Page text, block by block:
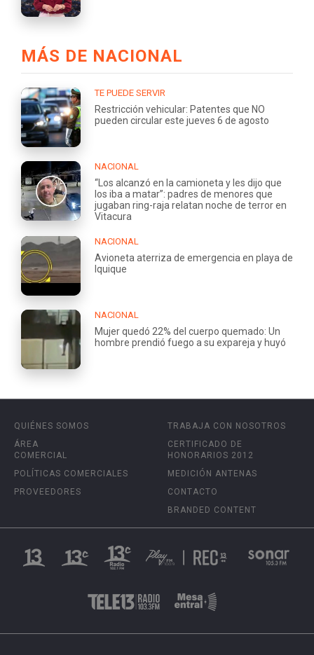
MÁS DE NACIONAL
TE PUEDE SERVIR
Restricción vehicular: Patentes que NO
pueden circular este jueves 6 de agosto
NACIONAL
“Los alcanzó en la camioneta y les dijo que
los iba a matar”: padres de menores que
jugaban ring-raja relatan noche de terror en
Vitacura
NACIONAL
Avioneta aterriza de emergencia en playa de
Iquique
NACIONAL
Mujer quedó 22% del cuerpo quemado: Un
hombre prendió fuego a su expareja y huyó
QUIÉNES SOMOS
ÁREA
COMERCIAL
POLÍTICAS COMERCIALES
PROVEEDORES
TRABAJA CON NOSOTROS
CERTIFICADO DE
HONORARIOS 2012
MEDICIÓN ANTENAS
CONTACTO
BRANDED CONTENT